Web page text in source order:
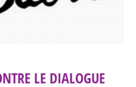
LE DIALOGUE